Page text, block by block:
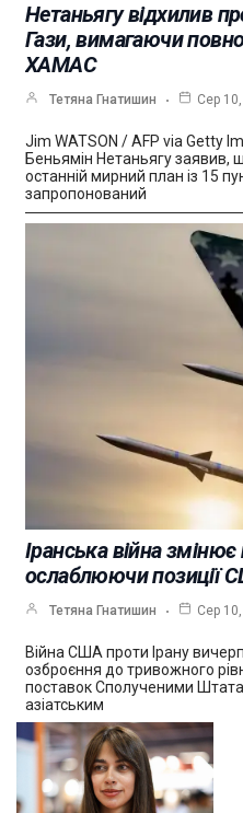
Нетаньягу відхилив
Гази, вимагаючи
ХАМАС
Тетяна Гнатишин Сер
Jim WATSON / AFP via Getty
Беньямін Нетаньягу заявив,
останній мирний план із 15
запропонований
Іранська війна
ослаблюючи позиції
Тетяна Гнатишин Сер
Війна США проти Ірану
озброєння до тривожного
поставок Сполученими
азіатським